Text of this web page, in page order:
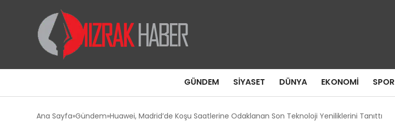
GÜNDEM SIYASET DÜNYA EKONOMI SPOR
Ana Sayfa Gündem Huawei, Madrid’de Koşu Saatlerine Odaklanan Son Teknoloji Yeniliklerini Tanıttı